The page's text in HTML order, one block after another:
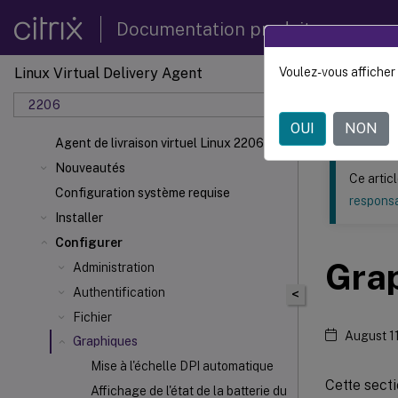
Documentation produit
Linux Virtual Delivery Agent
2206
Agent de livraison virtuel Linux 2206
Nouveautés
Configuration système requise
Installer
Configurer
Administration
Authentification
Fichier
Graphiques
Mise à l'échelle DPI automatique
Affichage de l'état de la batterie du
Ce contenu a
Agent
<
Ce
August
Cette
Voulez-vous
OUI NON